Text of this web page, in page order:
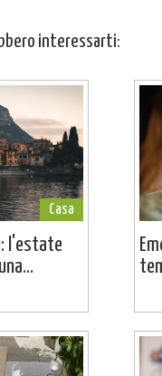
interessarti:
Casa
l'estate